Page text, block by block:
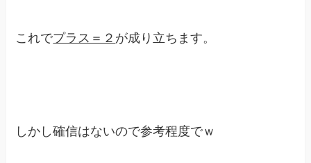
これでプラス＝２ が成り立ちます。
しかし確信はないので参考程度でｗ